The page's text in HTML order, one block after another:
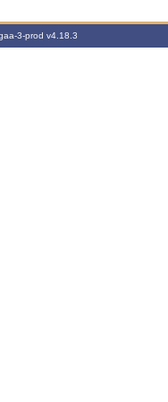
3-prod v4.18.3